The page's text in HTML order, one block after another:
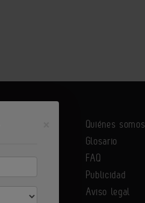
Quiénes somos
Glosario
FAQ
Publicidad
Aviso legal